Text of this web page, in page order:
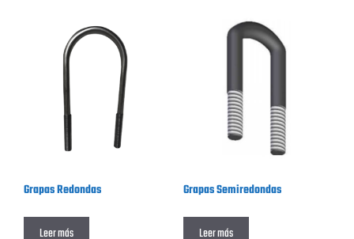
Grapas Redondas
Leer más
Grapas Semiredondas
Leer más